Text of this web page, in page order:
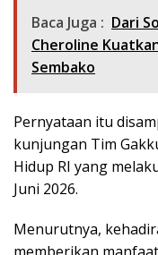
Baca Juga : Dari
Cheroline
Sembako
Pernyataan itu
kunjungan Tim
Hidup RI yang
Juni 2026.
Menurutnya,